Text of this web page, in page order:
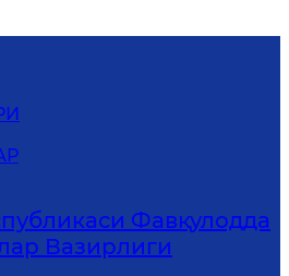
Фавқулодда
Вазирлиги